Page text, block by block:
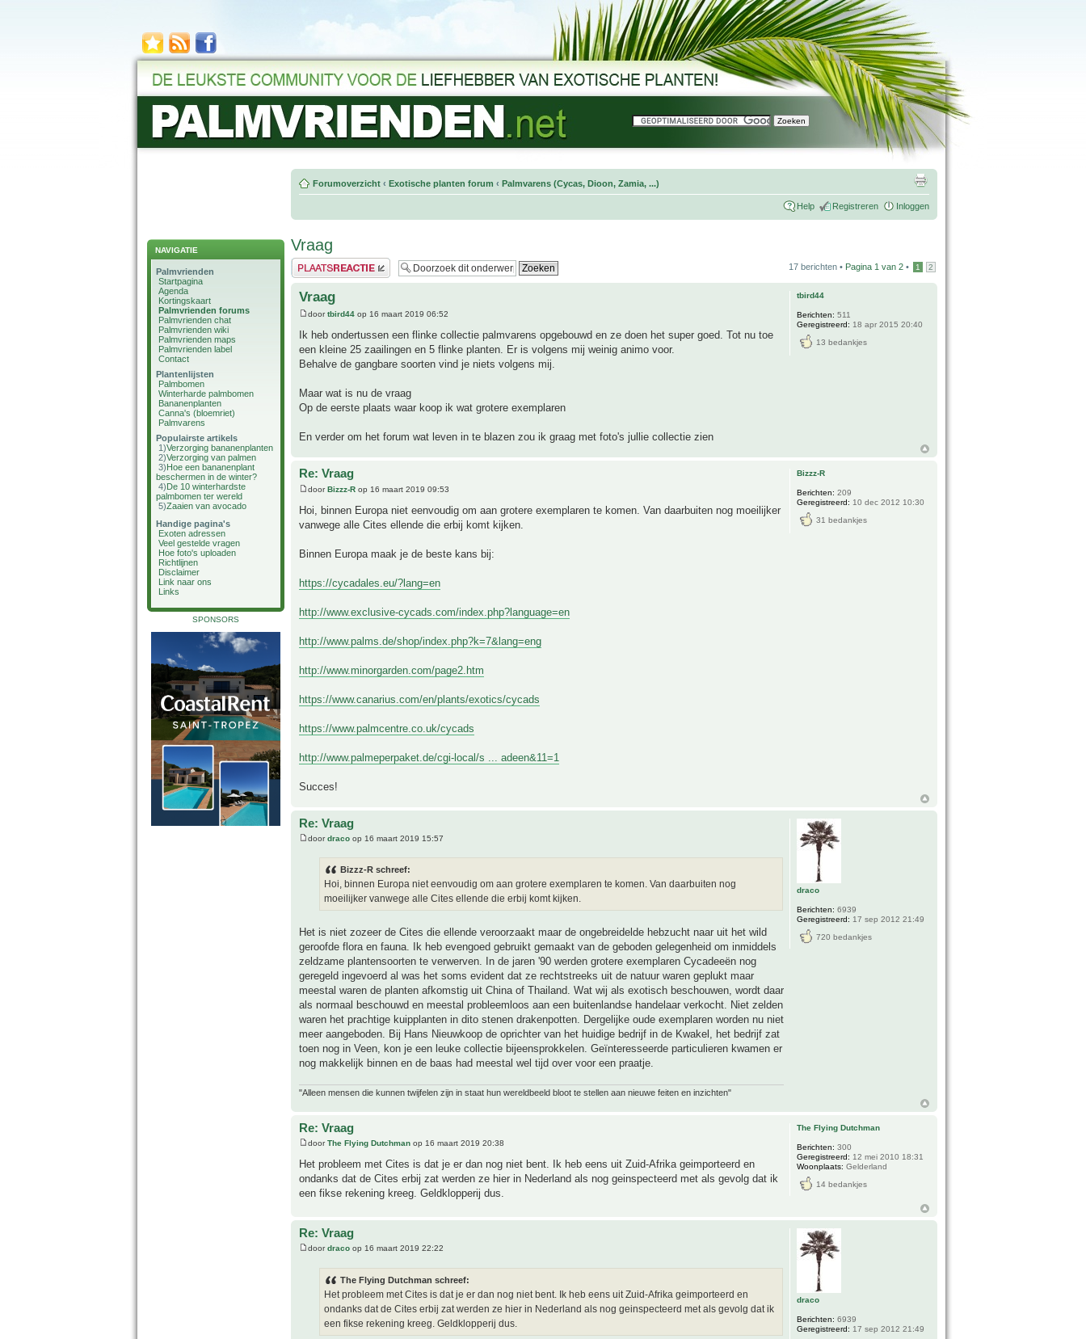
NAVIGATIE
Palmvrienden
Startpagina
Agenda
Kortingskaart
Palmvrienden forums
Palmvrienden chat
Palmvrienden wiki
Palmvrienden maps
Palmvrienden label
Contact
Plantenlijsten
Palmbomen
Winterharde palmbomen
Bananenplanten
Canna's (bloemriet)
Palmvarens
Populairste artikels
1)Verzorging bananenplanten
2)Verzorging van palmen
3)Hoe een bananenplant
beschermen in de winter?
4)De 10 winterhardste
palmbomen ter wereld
5)Zaaien van avocado
Handige pagina's
Exoten adressen
Veel gestelde vragen
Hoe foto's uploaden
Richtlijnen
Disclaimer
Link naar ons
Links
SPONSORS
Forumoverzicht ‹ Exotische planten forum ‹ Palmvarens (Cycas, Dioon, Zamia, ...)
Help Registreren Inloggen
Vraag
Plaats een reactie 17 berichten • Pagina 1 van 2 • 1 2
Vraag
doortbird44 op 16 maart 2019 06:52
Ik heb ondertussen een flinke collectie palmvarens opgebouwd en ze doen het super goed. Tot nu toe
een kleine 25 zaailingen en 5 flinke planten. Er is volgens mij weinig animo voor.
Behalve de gangbare soorten vind je niets volgens mij.
Maar wat is nu de vraag
Op de eerste plaats waar koop ik wat grotere exemplaren
En verder om het forum wat leven in te blazen zou ik graag met foto's jullie collectie zien
tbird44
Berichten: 511
Geregistreerd: 18 apr 2015 20:40
13 bedankjes
Re: Vraag
doorBizzz-R op 16 maart 2019 09:53
Hoi, binnen Europa niet eenvoudig om aan grotere exemplaren te komen. Van daarbuiten nog moeilijker
vanwege alle Cites ellende die erbij komt kijken.
Binnen Europa maak je de beste kans bij:
https://cycadales.eu/?lang=en
http://www.exclusive-cycads.com/index.php?language=en
http://www.palms.de/shop/index.php?k=7&lang=eng
http://www.minorgarden.com/page2.htm
https://www.canarius.com/en/plants/exotics/cycads
https://www.palmcentre.co.uk/cycads
http://www.palmeperpaket.de/cgi-local/s ... adeen&11=1
Succes!
Bizzz-R
Berichten: 209
Geregistreerd: 10 dec 2012 10:30
31 bedankjes
Re: Vraag
doordraco op 16 maart 2019 15:57
Bizzz-R schreef:
Hoi, binnen Europa niet eenvoudig om aan grotere exemplaren te komen. Van daarbuiten nog
moeilijker vanwege alle Cites ellende die erbij komt kijken.
Het is niet zozeer de Cites die ellende veroorzaakt maar de ongebreidelde hebzucht naar uit het wild
geroofde flora en fauna. Ik heb evengoed gebruikt gemaakt van de geboden gelegenheid om inmiddels
zeldzame plantensoorten te verwerven. In de jaren '90 werden grotere exemplaren Cycadeeën nog
geregeld ingevoerd al was het soms evident dat ze rechtstreeks uit de natuur waren geplukt maar
meestal waren de planten afkomstig uit China of Thailand. Wat wij als exotisch beschouwen, wordt daar
als normaal beschouwd en meestal probleemloos aan een buitenlandse handelaar verkocht. Niet zelden
waren het prachtige kuipplanten in dito stenen drakenpotten. Dergelijke oude exemplaren worden nu niet
meer aangeboden. Bij Hans Nieuwkoop de oprichter van het huidige bedrijf in de Kwakel, het bedrijf zat
toen nog in Veen, kon je een leuke collectie bijeensprokkelen. Geïnteresseerde particulieren kwamen er
nog makkelijk binnen en de baas had meestal wel tijd over voor een praatje.
"Alleen mensen die kunnen twijfelen zijn in staat hun wereldbeeld bloot te stellen aan nieuwe feiten en inzichten"
draco
Berichten: 6939
Geregistreerd: 17 sep 2012 21:49
720 bedankjes
Re: Vraag
doorThe Flying Dutchman op 16 maart 2019 20:38
Het probleem met Cites is dat je er dan nog niet bent. Ik heb eens uit Zuid-Afrika geimporteerd en
ondanks dat de Cites erbij zat werden ze hier in Nederland als nog geinspecteerd met als gevolg dat ik
een fikse rekening kreeg. Geldklopperij dus.
The Flying Dutchman
Berichten: 300
Geregistreerd: 12 mei 2010 18:31
Woonplaats: Gelderland
14 bedankjes
Re: Vraag
doordraco op 16 maart 2019 22:22
The Flying Dutchman schreef:
Het probleem met Cites is dat je er dan nog niet bent. Ik heb eens uit Zuid-Afrika geimporteerd en
ondanks dat de Cites erbij zat werden ze hier in Nederland als nog geinspecteerd met als gevolg dat ik
een fikse rekening kreeg. Geldklopperij dus.
draco
Berichten: 6939
Geregistreerd: 17 sep 2012 21:49